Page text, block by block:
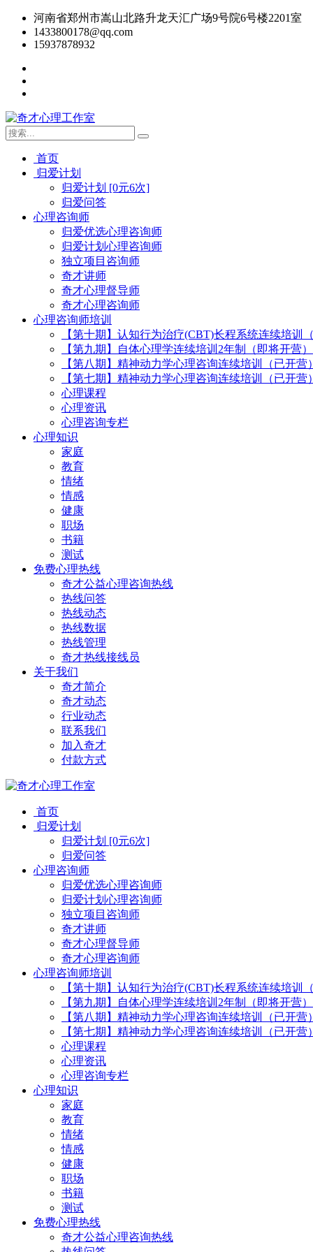
河南省郑州市嵩山北路升龙天汇广场9号院6号楼2201室
1433800178@qq.com
15937878932
首页
归爱计划
归爱计划 [0元6次]
归爱问答
心理咨询师
归爱优选心理咨询师
归爱计划心理咨询师
独立项目咨询师
奇才讲师
奇才心理督导师
奇才心理咨询师
心理咨询师培训
【第十期】认知行为治疗(CBT)长程系统连续培训
【第九期】自体心理学连续培训2年制（即将开营）
【第八期】精神动力学心理咨询连续培训（已开营）
【第七期】精神动力学心理咨询连续培训（已开营）
心理课程
心理资讯
心理咨询专栏
心理知识
家庭
教育
情绪
情感
健康
职场
书籍
测试
免费心理热线
奇才公益心理咨询热线
热线问答
热线动态
热线数据
热线管理
奇才热线接线员
关于我们
奇才简介
奇才动态
行业动态
联系我们
加入奇才
付款方式
首页
归爱计划
归爱计划 [0元6次]
归爱问答
心理咨询师
归爱优选心理咨询师
归爱计划心理咨询师
独立项目咨询师
奇才讲师
奇才心理督导师
奇才心理咨询师
心理咨询师培训
【第十期】认知行为治疗(CBT)长程系统连续培训
【第九期】自体心理学连续培训2年制（即将开营）
【第八期】精神动力学心理咨询连续培训（已开营）
【第七期】精神动力学心理咨询连续培训（已开营）
心理课程
心理资讯
心理咨询专栏
心理知识
家庭
教育
情绪
情感
健康
职场
书籍
测试
免费心理热线
奇才公益心理咨询热线